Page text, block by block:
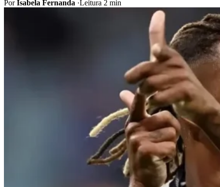
PorIsabela Fernanda ·Leitura 2 min